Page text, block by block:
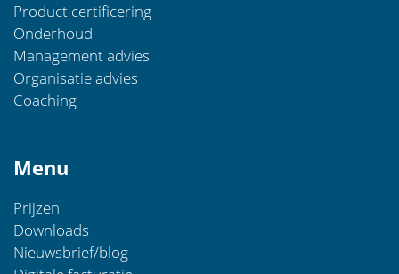
Product certificering
Onderhoud
Management advies
Organisatie advies
Coaching
Menu
Prijzen
Downloads
Nieuwsbrief/blog